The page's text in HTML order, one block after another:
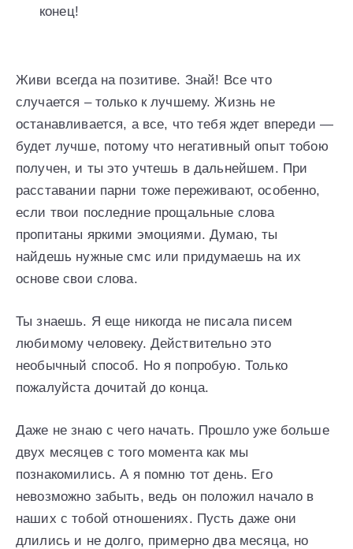
конец!
Живи всегда на позитиве. Знай! Все что
случается – только к лучшему. Жизнь не
останавливается, а все, что тебя ждет впереди —
будет лучше, потому что негативный опыт тобою
получен, и ты это учтешь в дальнейшем. При
расставании парни тоже переживают, особенно,
если твои последние прощальные слова
пропитаны яркими эмоциями. Думаю, ты
найдешь нужные смс или придумаешь на их
основе свои слова.
Ты знаешь. Я еще никогда не писала писем
любимому человеку. Действительно это
необычный способ. Но я попробую. Только
пожалуйста дочитай до конца.
Даже не знаю с чего начать. Прошло уже больше
двух месяцев с того момента как мы
познакомились. А я помню тот день. Его
невозможно забыть, ведь он положил начало в
наших с тобой отношениях. Пусть даже они
длились и не долго, примерно два месяца, но